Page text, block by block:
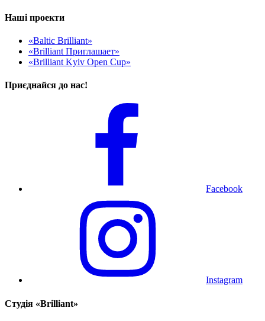
Наші проекти
«Baltic Brilliant»
«Brilliant Приглашает»
«Brilliant Kyiv Open Cup»
Приєднайся до нас!
Facebook
Instagram
Cтудія «Brilliant»